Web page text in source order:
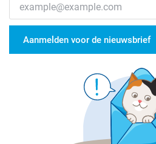
Aanmelden voor de nieuwsbrief